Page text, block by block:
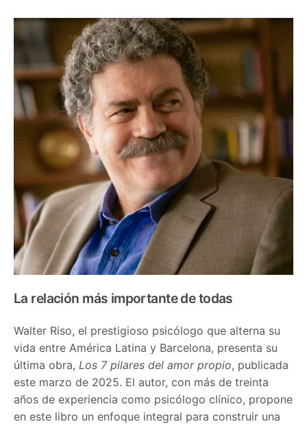
La relación más importante de todas
Walter Riso, el prestigioso psicólogo que alterna su
vida entre América Latina y Barcelona, presenta su
última obra, Los 7 pilares del amor propio, publicada
este marzo de 2025. El autor, con más de treinta
años de experiencia como psicólogo clínico, propone
en este libro un enfoque integral para construir una